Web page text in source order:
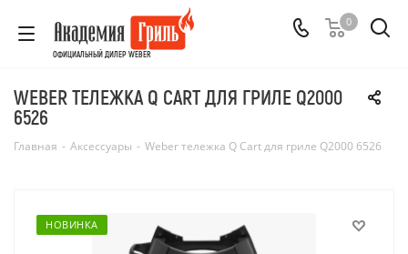
ОФИЦИАЛЬНЫЙ ДИЛЕР WEBER
0
WEBER ТЕЛЕЖКА Q CART ДЛЯ ГРИЛЕ Q2000
6526
Главная - Аксессуары - Weber тележка Q Cart для гриле Q2000 6526
НОВИНКА